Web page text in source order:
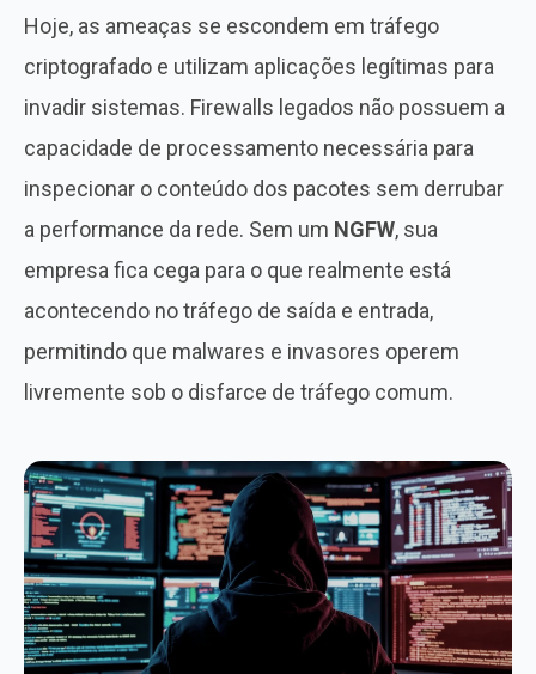
Hoje, as ameaças se escondem em tráfego
criptografado e utilizam aplicações legítimas para
invadir sistemas. Firewalls legados não possuem a
capacidade de processamento necessária para
inspecionar o conteúdo dos pacotes sem derrubar
a performance da rede. Sem um NGFW, sua
empresa fica cega para o que realmente está
acontecendo no tráfego de saída e entrada,
permitindo que malwares e invasores operem
livremente sob o disfarce de tráfego comum.